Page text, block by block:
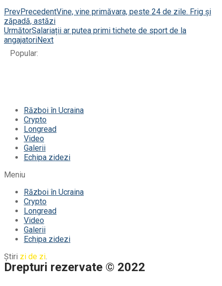
PrevPrecedentVine, vine primăvara, peste 24 de zile. Frig și
zăpadă, astăzi
UrmătorSalariații ar putea primi tichete de sport de la
angajatoriNext
Popular:
Război în Ucraina
Crypto
Longread
Video
Galerii
Echipa zidezi
Meniu
Război în Ucraina
Crypto
Longread
Video
Galerii
Echipa zidezi
Știri zi de zi.
Drepturi rezervate © 2022